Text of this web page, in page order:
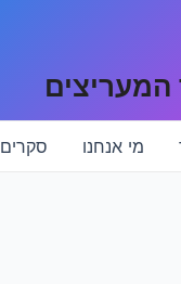
מי אנחנו סקרים